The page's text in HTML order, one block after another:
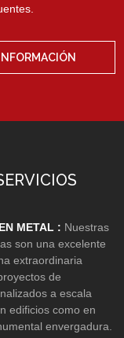
METAL : Nuestras
son una excelente
extraordinaria
de
a escala
edificios como en
envergadura.